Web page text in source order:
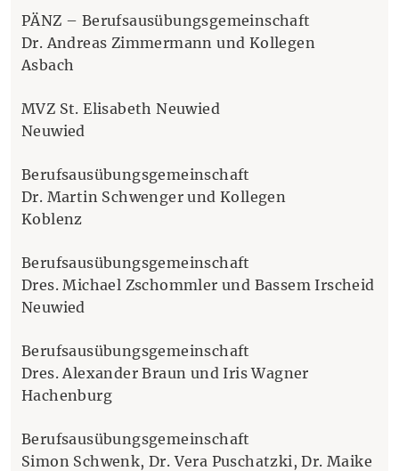
PÄNZ – Berufsausübungsgemeinschaft
Dr. Andreas Zimmermann und Kollegen
Asbach
MVZ St. Elisabeth Neuwied
Neuwied
Berufsausübungsgemeinschaft
Dr. Martin Schwenger und Kollegen
Koblenz
Berufsausübungsgemeinschaft
Dres. Michael Zschommler und Bassem Irscheid
Neuwied
Berufsausübungsgemeinschaft
Dres. Alexander Braun und Iris Wagner
Hachenburg
Berufsausübungsgemeinschaft
Simon Schwenk, Dr. Vera Puschatzki, Dr. Maike